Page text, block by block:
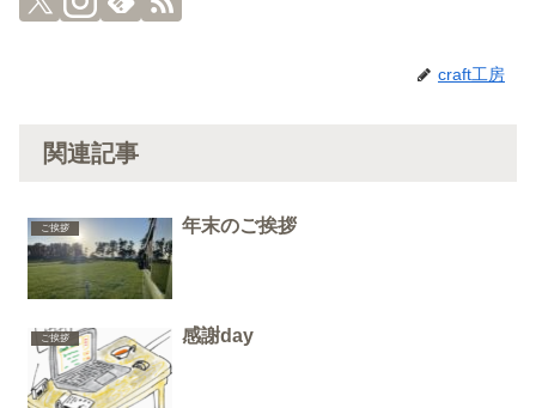
craft工房
関連記事
ご挨拶 年末のご挨拶
ご挨拶 感謝day